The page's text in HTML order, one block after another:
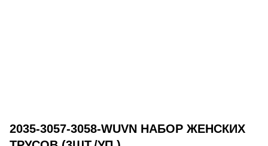
2035-3057-3058-WUVN НАБОР ЖЕНСКИХ